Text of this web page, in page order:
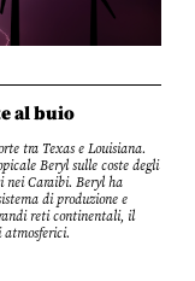
al buio
tra Texas e Louisiana.
Beryl sulle coste degli
nei Caraibi. Beryl ha
di produzione e
reti continentali, il
atmosferici.